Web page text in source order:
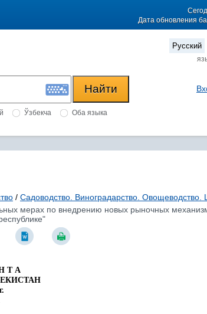
Дата обновления
Русский
Ўзбекча Оба языка
/ Садоводство. Виноградарство. Овощеводство.
мерах по внедрению новых рыночных
Т А